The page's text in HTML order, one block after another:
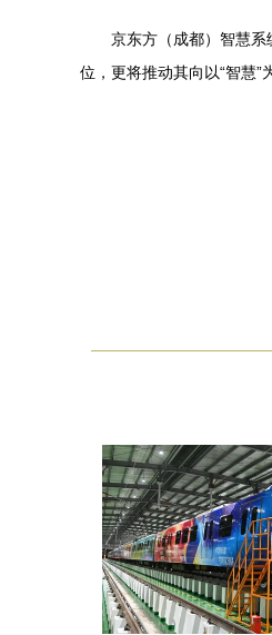
京东方（成都）智慧
位，更将推动其向以“智慧